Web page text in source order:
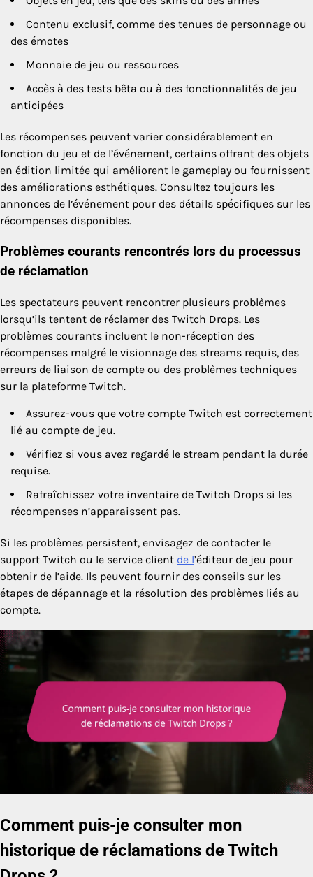
Contenu exclusif, comme des tenues de personnage ou
des émotes
Monnaie de jeu ou ressources
Accès à des tests bêta ou à des fonctionnalités de jeu
anticipées
Les récompenses peuvent varier considérablement en
fonction du jeu et de l’événement, certains offrant des objets
en édition limitée qui améliorent le gameplay ou fournissent
des améliorations esthétiques. Consultez toujours les
annonces de l’événement pour des détails spécifiques sur les
récompenses disponibles.
Problèmes courants rencontrés lors du processus
de réclamation
Les spectateurs peuvent rencontrer plusieurs problèmes
lorsqu’ils tentent de réclamer des Twitch Drops. Les
problèmes courants incluent le non-réception des
récompenses malgré le visionnage des streams requis, des
erreurs de liaison de compte ou des problèmes techniques
sur la plateforme Twitch.
Assurez-vous que votre compte Twitch est correctement
lié au compte de jeu.
Vérifiez si vous avez regardé le stream pendant la durée
requise.
Rafraîchissez votre inventaire de Twitch Drops si les
récompenses n’apparaissent pas.
Si les problèmes persistent, envisagez de contacter le
support Twitch ou le service client de l’éditeur de jeu pour
obtenir de l’aide. Ils peuvent fournir des conseils sur les
étapes de dépannage et la résolution des problèmes liés au
compte.
Comment puis-je consulter mon
historique de réclamations de Twitch